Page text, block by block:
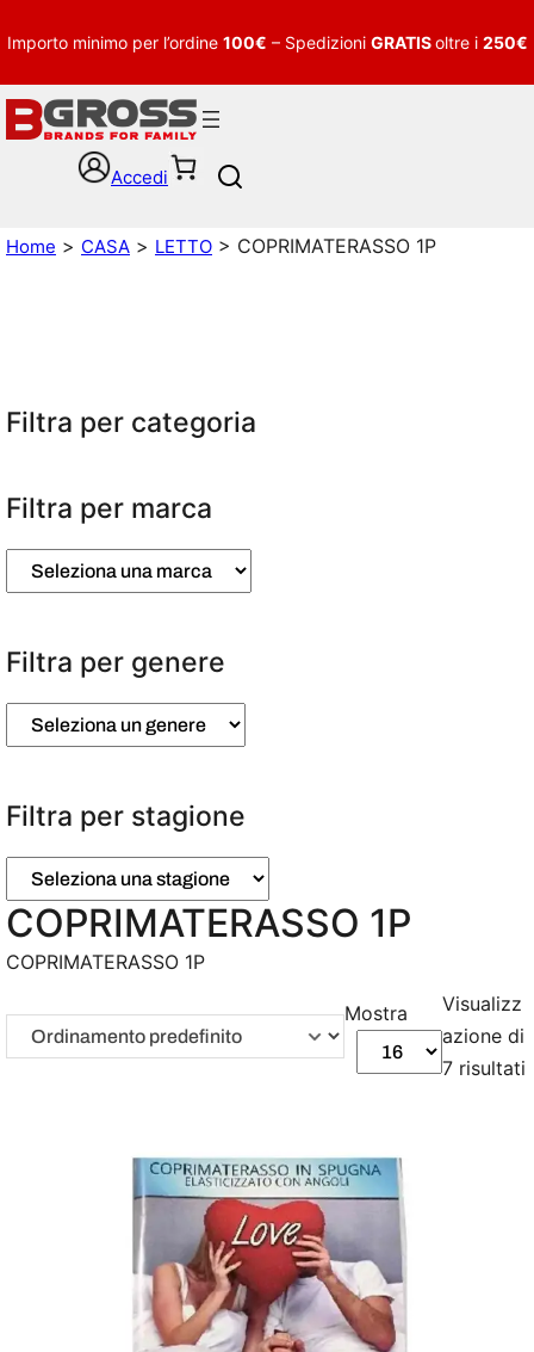
Importo minimo per l’ordine 100€ – Spedizioni GRATISoltre i 250€
Accedi
a
r
Home > CASA > LETTO > COPRIMATERASSO 1P
Filtra per categoria
Filtra per marca
Filtra per genere
Filtra per stagione
COPRIMATERASSO 1P
COPRIMATERASSO 1P
Mostra
Visualizz
azione di
7 risultati